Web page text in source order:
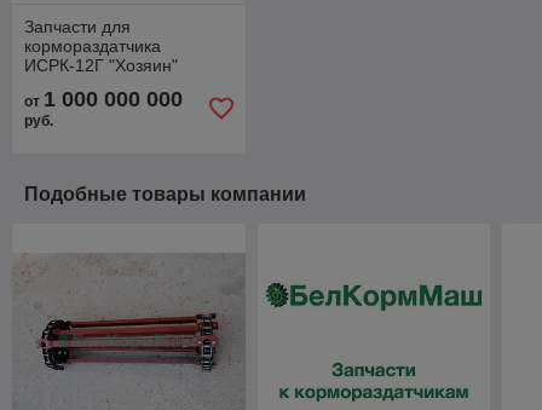
Запчасти для
кормораздатчика
ИСРК-12Г "Хозяин"
от 1 000 000 000
руб.
Подобные товары компании